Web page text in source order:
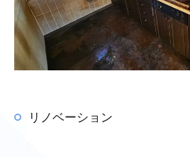
リノベーション